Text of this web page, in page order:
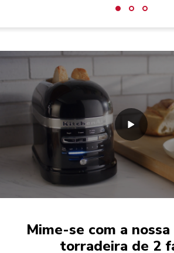
Mime-se com a nossa
torradeira de 2